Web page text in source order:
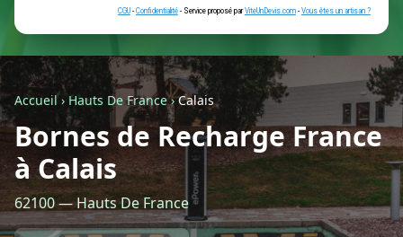
Je ne sais pas encore
Autre
Retour à la liste des métiers
CGU-Confidentialité- Service proposé parViteUnDevis.com-Vous
Accueil› Hauts De France›Calais
Bornes de Recharge France
à Calais
62100 — Hauts De France